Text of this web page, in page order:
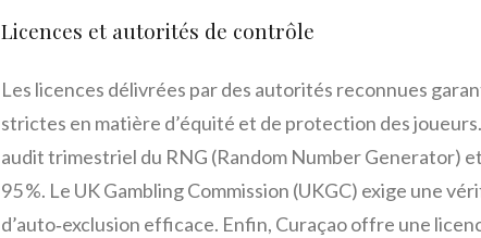
Licences et autorités de contrôle
Les licences délivrées par des autorités reconnues
strictes en matière d’équité et de protection des
audit trimestriel du RNG (Random Number Generator)
95 %. Le UK Gambling Commission (UKGC) exige une
d’auto‑exclusion efficace. Enfin, Curaçao offre une